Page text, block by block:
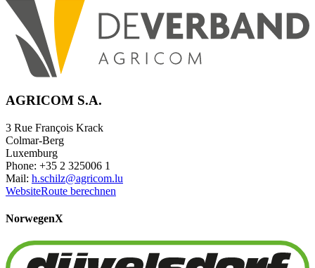
AGRICOM S.A.
3 Rue François Krack
Colmar-Berg
Luxemburg
Phone: +35 2 325006 1
Mail: h.schilz@agricom.lu
WebsiteRoute berechnen
NorwegenX